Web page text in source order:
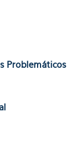
Problemáticos